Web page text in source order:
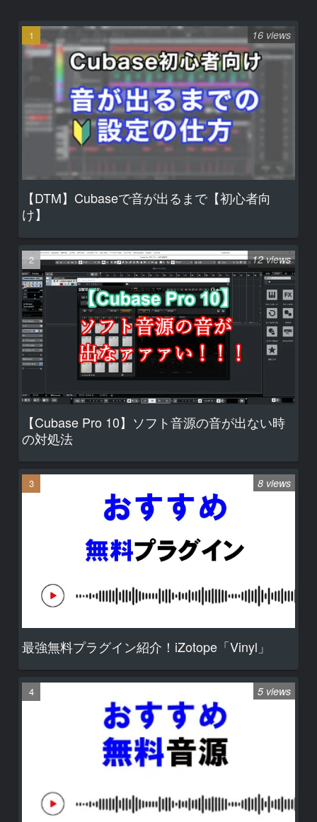
【DTM】Cubaseで音が出るまで【初心者向
け】
16 views
【Cubase Pro 10】ソフト音源の音が出ない時
の対処法
12 views
最強無料プラグイン紹介！iZotope「Vinyl」
8 views
5 views